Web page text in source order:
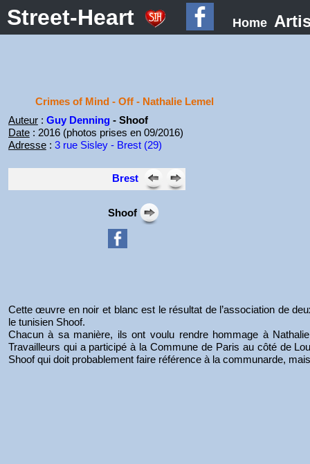
Street-Heart Home
Crimes of Mind - Off - Nathalie Lemel
Auteur: Guy Denning- Shoof
Date: 2016 (photos prises en 09/2016)
Adresse: 3 rue Sisley - Brest (29)
Brest
Shoof
Cette œuvre en noir et blanc est le résultat de l’association de
le tunisien Shoof.
Chacun à sa manière, ils ont voulu rendre hommage à
Travailleurs qui a participé à la Commune de Paris au côté de
Shoof qui doit probablement faire référence à la communarde,